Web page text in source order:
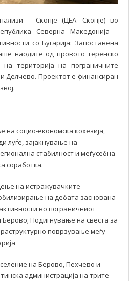
– Скопје (ЦЕА- Скопје) во
Северна Македонија –
со Бугарија: Запоставена
наодите од провото теренско
територија на пограничните
Делчево. Проектот е финансиран
социо-економска кохезија,
луѓе, зајакнување на
стабилност и меѓусебна
соработка.
на истражувачките
на дебата заснована
во пограничниот
Подигнување на свеста за
поврзување меѓу
на Берово, Пехчево и
администрација на трите